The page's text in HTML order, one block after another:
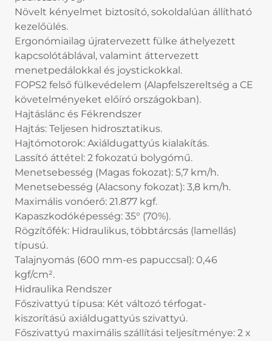
Növelt kényelmet biztosító, sokoldalúan állítható
kezelőülés.
Ergonómiailag újratervezett fülke áthelyezett
kapcsolótáblával, valamint áttervezett
menetpedálokkal és joystickokkal.
FOPS2 felső fülkevédelem (Alapfelszereltség a CE
követelményeket előíró országokban).
Hajtáslánc és Fékrendszer
Hajtás: Teljesen hidrosztatikus.
Hajtómotorok: Axiáldugattyús kialakítás.
Lassító áttétel: 2 fokozatú bolygómű.
Menetsebesség (Magas fokozat): 5,7 km/h.
Menetsebesség (Alacsony fokozat): 3,8 km/h.
Maximális vonóerő: 21.877 kgf.
Kapaszkodóképesség: 35° (70%).
Rögzítőfék: Hidraulikus, többtárcsás (lamellás)
típusú.
Talajnyomás (600 mm-es papuccsal): 0,46
kgf/cm².
Hidraulika Rendszer
Főszivattyú típusa: Két változó térfogat-
kiszorítású axiáldugattyús szivattyú.
Főszivattyú maximális szállítási teljesítménye: 2 x